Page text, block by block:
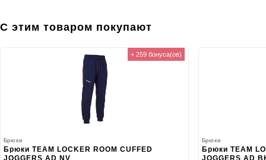
С этим товаром покупают
+ 259 бонуса(ов)
Брюки
Брюки TEAM LOCKER ROOM CUFFED
JOGGERS AD NV
Брюки
Брюки TEAM
JOGGERS AD